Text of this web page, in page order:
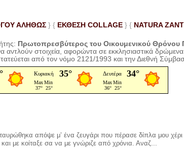
ΑΛΗΘΩΣ } { ΕΚΘΕΣΗ COLLAGE }{ NATURA
Πρωτοπρεσβύτερος του Οικουμενικού Θρόνου
αντλούν στοιχεία, αφορώντα σε εκκλησιαστικά
από τον νόμο 2121/1993 και την Διεθνή
απόψε μ’ ένα ζευγάρι που πέρασε δίπλα μου χέρι
με κοίταξε σα να με γνώριζε από χρόνια. Αναζ...